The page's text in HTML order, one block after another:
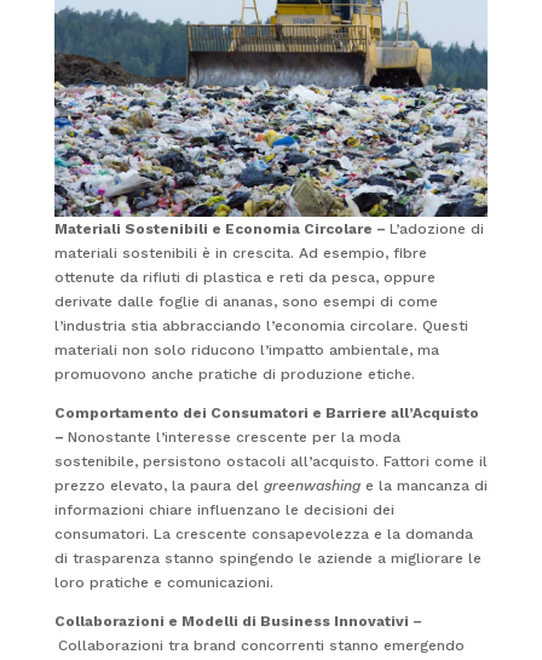
Materiali Sostenibili e Economia Circolare – L’adozione di
materiali sostenibili è in crescita. Ad esempio, fibre
ottenute da rifiuti di plastica e reti da pesca, oppure
derivate dalle foglie di ananas, sono esempi di come
l’industria stia abbracciando l’economia circolare. Questi
materiali non solo riducono l’impatto ambientale, ma
promuovono anche pratiche di produzione etiche.
Comportamento dei Consumatori e Barriere all’Acquisto
– Nonostante l’interesse crescente per la moda
sostenibile, persistono ostacoli all’acquisto. Fattori come il
prezzo elevato, la paura del greenwashinge la mancanza di
informazioni chiare influenzano le decisioni dei
consumatori. La crescente consapevolezza e la domanda
di trasparenza stanno spingendo le aziende a migliorare le
loro pratiche e comunicazioni.
Collaborazioni e Modelli di Business Innovativi –
Collaborazioni tra brand concorrenti stanno emergendo